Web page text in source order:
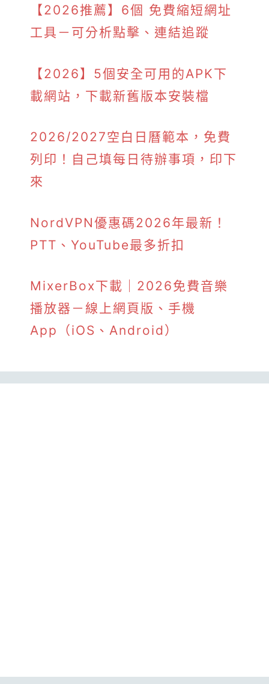
【2026推薦】6個 免費縮短網址
工具－可分析點擊、連結追蹤
【2026】5個安全可用的APK下
載網站，下載新舊版本安裝檔
2026/2027空白日曆範本，免費
列印！自己填每日待辦事項，印下
來
NordVPN優惠碼2026年最新！
PTT、YouTube最多折扣
MixerBox下載｜2026免費音樂
播放器－線上網頁版、手機
App（iOS、Android）